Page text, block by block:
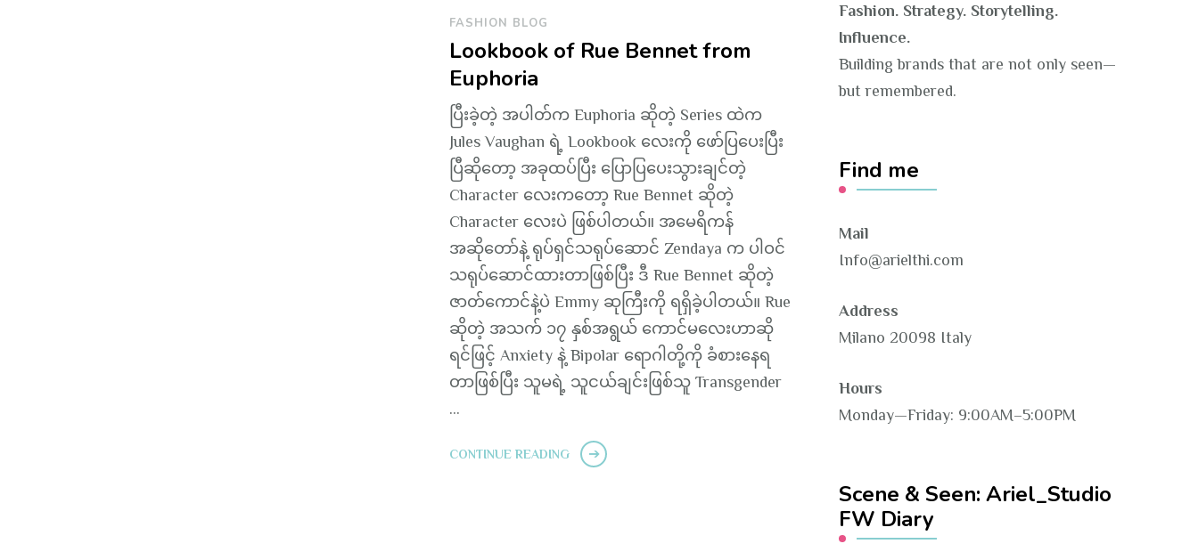
FASHION BLOG
Lookbook of Rue Bennet from
Euphoria
ပြီးခဲ့တဲ့ အပါတ်က Euphoria ဆိုတဲ့ Series ထဲက
Jules Vaughan ရဲ့ Lookbook လေးကို ဖော်ပြပေးပြီး
ပြီဆိုတော့ အခုထပ်ပြီး ပြောပြပေးသွားချင်တဲ့
Character လေးကတော့ Rue Bennet ဆိုတဲ့
Character လေးပဲ ဖြစ်ပါတယ်။ အမေရိကန်
အဆိုတော်နဲ့ ရုပ်ရှင်သရုပ်ဆောင် Zendaya က ပါဝင်
သရုပ်ဆောင်ထားတာဖြစ်ပြီး ဒီ Rue Bennet ဆိုတဲ့
ဇာတ်ကောင်နဲ့ပဲ Emmy ဆုကြီးကို ရရှိခဲ့ပါတယ်။ Rue
ဆိုတဲ့ အသက် ၁၇ နှစ်အရွယ် ကောင်မလေးဟာဆို
ရင်ဖြင့် Anxiety နဲ့ Bipolar ရောဂါတို့ကို ခံစားနေရ
တာဖြစ်ပြီး သူမရဲ့ သူငယ်ချင်းဖြစ်သူ Transgender
…
CONTINUE READING
Fashion. Strategy. Storytelling.
Influence.
Building brands that are not only seen—
but remembered.
Find me
Mail
Info@arielthi.com
Address
Milano 20098 Italy
Hours
Monday—Friday: 9:00AM–5:00PM
Scene & Seen: Ariel_Studio
FW Diary